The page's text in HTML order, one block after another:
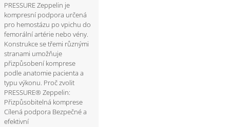
PRESSURE Zeppelin je
kompresní podpora určená
pro hemostázu po vpichu do
femorální artérie nebo vény.
Konstrukce se třemi různými
stranami umožňuje
přizpůsobení komprese
podle anatomie pacienta a
typu výkonu. Proč zvolit
PRESSURE® Zeppelin:
Přizpůsobitelná komprese
Cílená podpora Bezpečné a
efektivní